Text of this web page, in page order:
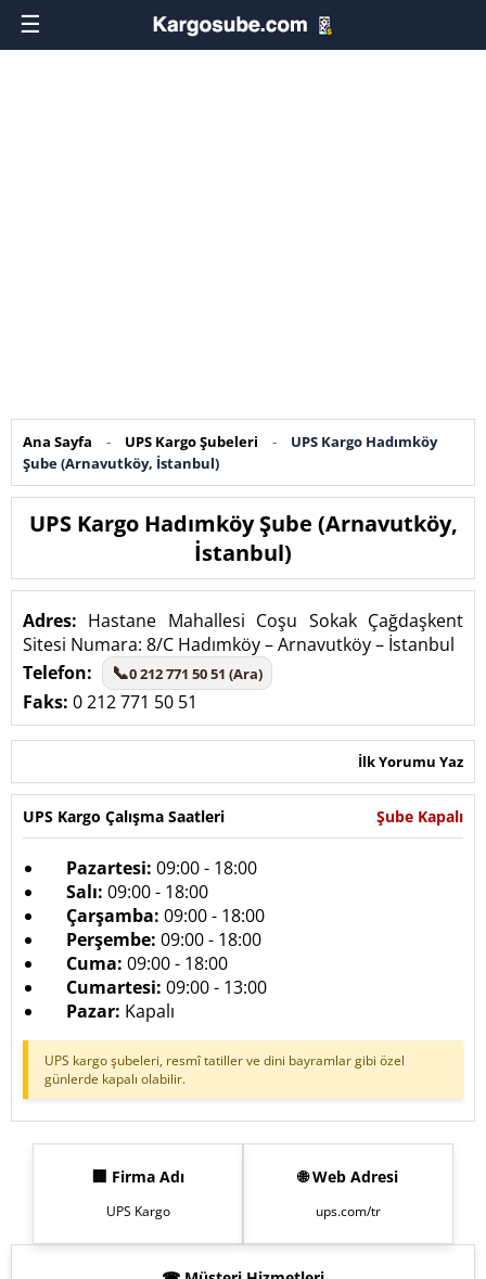
☰
Ana Sayfa - UPS Kargo Şubeleri -
UPS Kargo Hadımköy
Şube (Arnavutköy, İstanbul)
UPS Kargo Hadımköy Şube (Arnavutköy,
İstanbul)
Adres: Hastane Mahallesi Coşu Sokak Çağdaşkent
Sitesi Numara: 8/C Hadımköy – Arnavutköy – İstanbul
Telefon:
📞0 212 771 50 51 (Ara)
Faks: 0 212 771 50 51
İlk Yorumu Yaz
UPS Kargo Çalışma Saatleri Şube Kapalı
Pazartesi: 09:00 - 18:00
Salı: 09:00 - 18:00
Çarşamba: 09:00 - 18:00
Perşembe: 09:00 - 18:00
Cuma: 09:00 - 18:00
Cumartesi: 09:00 - 13:00
Pazar: Kapalı
UPS kargo şubeleri, resmî tatiller ve dini bayramlar gibi özel
günlerde kapalı olabilir.
🏢 Firma Adı
UPS Kargo
🌐 Web Adresi
ups.com/tr